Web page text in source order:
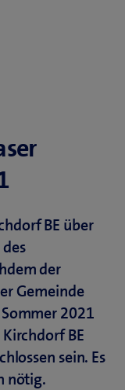
BE über
der
Gemeinde
2021
BE
sein. Es
nötig.